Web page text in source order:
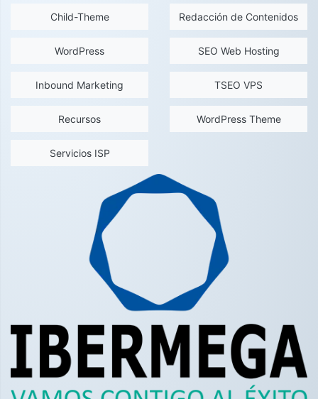
Child-Theme
WordPress
Inbound Marketing
Recursos
Servicios ISP
Redacción de Contenidos
SEO Web Hosting
TSEO VPS
WordPress Theme